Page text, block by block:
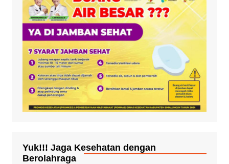
Yuk!!! Jaga Kesehatan dengan
Berolahraga